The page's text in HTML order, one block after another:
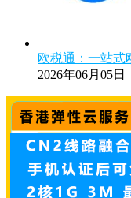
欧税通：一站式
2026年06月05日